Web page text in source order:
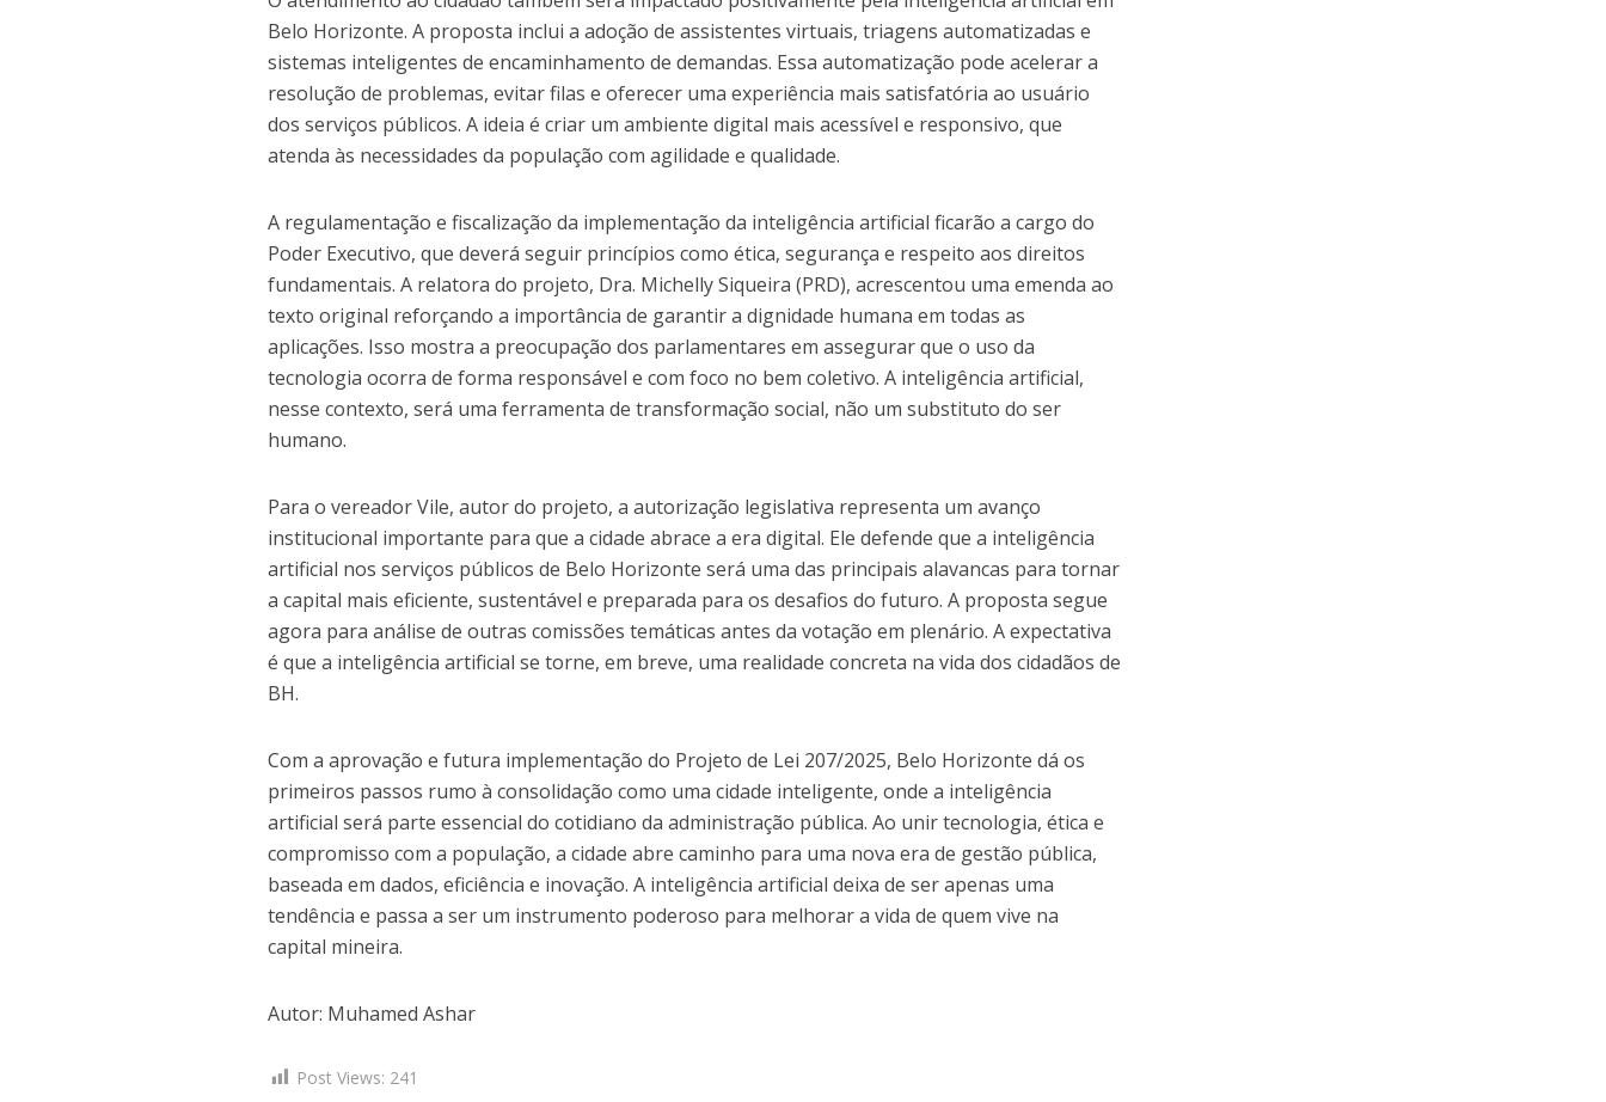
Belo Horizonte. A proposta inclui a adoção de assistentes virtuais, triagens automatizadas e
sistemas inteligentes de encaminhamento de demandas. Essa automatização pode acelerar a
resolução de problemas, evitar filas e oferecer uma experiência mais satisfatória ao usuário
dos serviços públicos. A ideia é criar um ambiente digital mais acessível e responsivo, que
atenda às necessidades da população com agilidade e qualidade.
A regulamentação e fiscalização da implementação da inteligência artificial ficarão a cargo do
Poder Executivo, que deverá seguir princípios como ética, segurança e respeito aos direitos
fundamentais. A relatora do projeto, Dra. Michelly Siqueira (PRD), acrescentou uma emenda ao
texto original reforçando a importância de garantir a dignidade humana em todas as
aplicações. Isso mostra a preocupação dos parlamentares em assegurar que o uso da
tecnologia ocorra de forma responsável e com foco no bem coletivo. A inteligência artificial,
nesse contexto, será uma ferramenta de transformação social, não um substituto do ser
humano.
Para o vereador Vile, autor do projeto, a autorização legislativa representa um avanço
institucional importante para que a cidade abrace a era digital. Ele defende que a inteligência
artificial nos serviços públicos de Belo Horizonte será uma das principais alavancas para tornar
a capital mais eficiente, sustentável e preparada para os desafios do futuro. A proposta segue
agora para análise de outras comissões temáticas antes da votação em plenário. A expectativa
é que a inteligência artificial se torne, em breve, uma realidade concreta na vida dos cidadãos de
BH.
Com a aprovação e futura implementação do Projeto de Lei 207/2025, Belo Horizonte dá os
primeiros passos rumo à consolidação como uma cidade inteligente, onde a inteligência
artificial será parte essencial do cotidiano da administração pública. Ao unir tecnologia, ética e
compromisso com a população, a cidade abre caminho para uma nova era de gestão pública,
baseada em dados, eficiência e inovação. A inteligência artificial deixa de ser apenas uma
tendência e passa a ser um instrumento poderoso para melhorar a vida de quem vive na
capital mineira.
Autor: Muhamed Ashar
Post Views: 241